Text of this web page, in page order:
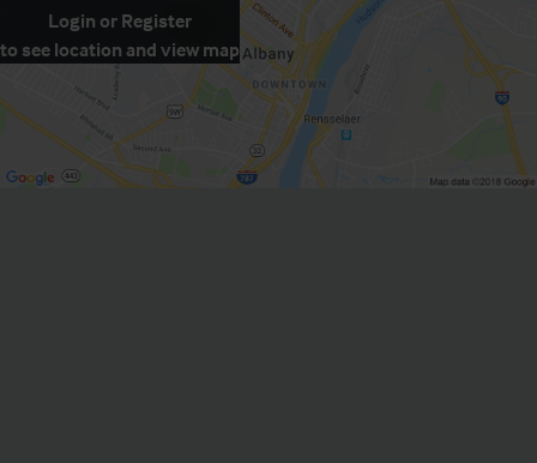
Login or Register
to see location and view map